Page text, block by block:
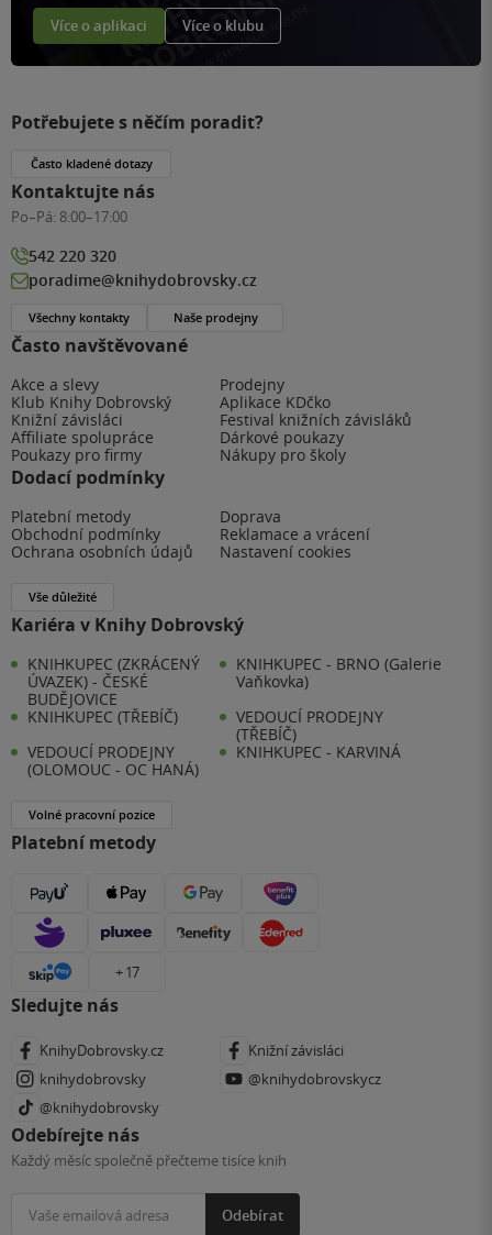
Více o aplikaci Více o klubu
Často navštěvované
Akce a slevy
Prodejny
Klub Knihy Dobrovský
Aplikace KDčko
Knižní závisláci
Festival knižních závisláků
Affiliate spolupráce
Dárkové poukazy
Poukazy pro firmy
Nákupy pro školy
Dodací podmínky
Platební metody
Doprava
Obchodní podmínky
Reklamace a vrácení
Ochrana osobních údajů
Nastavení cookies
Vše důležité
Kariéra v Knihy Dobrovský
KNIHKUPEC (ZKRÁCENÝ
ÚVAZEK) - ČESKÉ
BUDĚJOVICE
KNIHKUPEC - BRNO (Galerie
Vaňkovka)
KNIHKUPEC (TŘEBÍČ)
VEDOUCÍ PRODEJNY
(TŘEBÍČ)
VEDOUCÍ PRODEJNY
(OLOMOUC - OC HANÁ)
KNIHKUPEC - KARVINÁ
Volné pracovní pozice
Platební metody
+ 17
Sledujte nás
KnihyDobrovsky.cz
Knižní závisláci
knihydobrovsky
@knihydobrovskycz
@knihydobrovsky
Odebírejte nás
Každý měsíc společně přečteme tisíce knih
Odebírat
Potřebujete s něčím poradit?
Často kladené dotazy
Kontaktujte nás
Po–Pá: 8:00–17:00
542 220 320
poradime@knihydobrovsky.cz
Všechny kontakty Naše prodejny